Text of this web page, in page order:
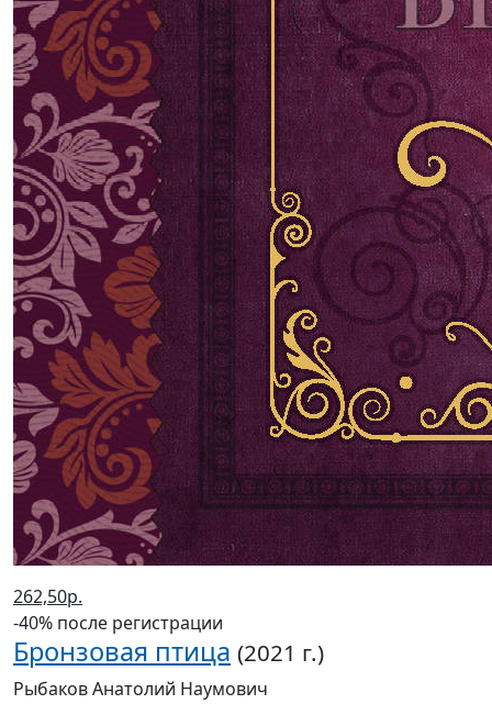
262,50р.
-40% после регистрации
Бронзовая птица (2021 г.)
Рыбаков Анатолий Наумович